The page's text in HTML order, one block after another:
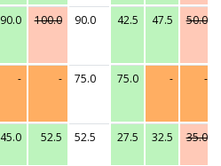
90.0 100.0 90.0 42.5 47.5 50.0
- - 75.0 75.0 - -
45.0 52.5 52.5 27.5 32.5 35.0